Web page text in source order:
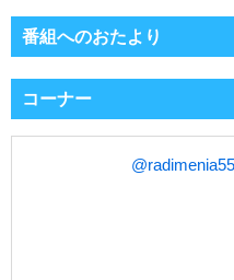
番組へのおたより
コーナー